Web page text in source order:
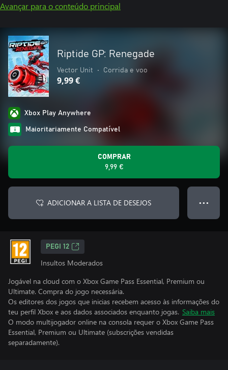
Avançar para o conteúdo principal
Riptide GP: Renegade
Vector Unit • Corrida e voo
9,99 €
Xbox Play Anywhere
Maioritariamente Compatível
COMPRAR
9,99 €
ADICIONAR A LISTA DE DESEJOS ● ● ●
PEGI 12
Insultos Moderados
Jogável na cloud com o Xbox Game Pass Essential, Premium ou
Ultimate. Compra do jogo necessária.
Os editores dos jogos que inicias recebem acesso às informações do
teu perfil Xbox e aos dados associados enquanto jogas. Saiba mais
O modo multijogador online na consola requer o Xbox Game Pass
Essential, Premium ou Ultimate (subscrições vendidas
separadamente).